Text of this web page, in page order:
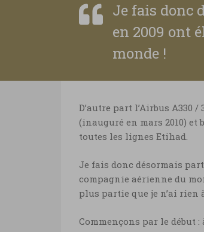
Je fais donc
en 2009 ont
monde !
D’autre part l’Airbus
(inauguré en mars 2010) et
toutes les lignes Etihad.
Je fais donc désormais
compagnie aérienne du
plus partie que je n’ai rien
Commençons par le début :